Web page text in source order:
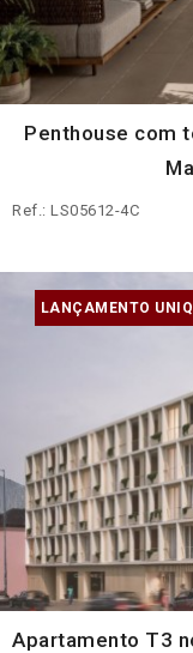
Penthouse com
Ref.: LS05612-4C
LANÇAMENTO
Apartamento T3